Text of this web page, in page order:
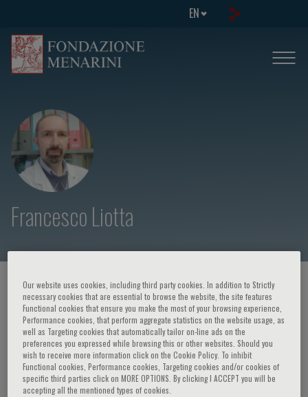
EN
Francesco Liotta
HOME PAGE / COURSES AND EVENTS / SPEAKER
Francesco Liotta
Our website uses cookies, including third party cookies. In addition to Strictly
necessary cookies that are essential to browse the website, the site features
Functional cookies that ensure you make the most of your browsing experience,
Performance cookies, that perform aggregate statistics on the website usage, as
well as Targeting cookies that automatically tailor on-line ads on the
preferences you expressed while browsing this or other websites. Should you
wish to receive more information click on the Cookie Policy. To inhibit
Functional cookies, Performance cookies, Targeting cookies and/or cookies of
specific third parties click on MORE OPTIONS. By clicking I ACCEPT you will be
accepting all the mentioned types of cookies.